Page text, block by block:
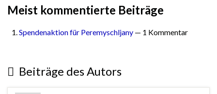
Meist kommentierte Beiträge
Spendenaktion für Peremyschljany — 1 Kommentar
Beiträge des Autors